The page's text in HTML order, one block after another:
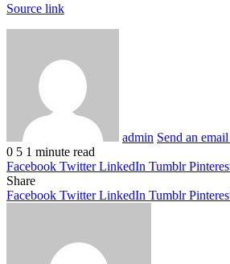
Source link
admin Send an email
0 5 1 minute read
Facebook Twitter LinkedIn Tumblr
Share
Facebook Twitter LinkedIn Tumblr